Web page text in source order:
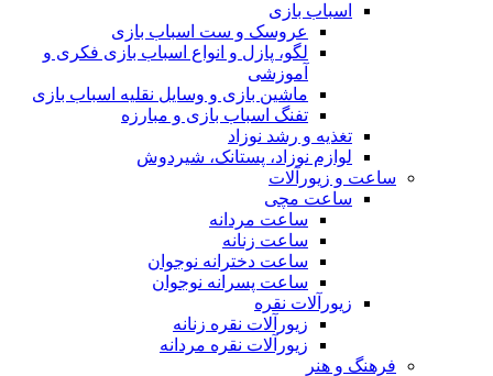
اسباب بازی
عروسک و ست اسباب بازی
لگو، پازل و انواع اسباب بازی فکری و
آموزشی
ماشین بازی و وسایل نقلیه اسباب بازی
تفنگ اسباب بازی و مبارزه
تغذیه و رشد نوزاد
لوازم نوزاد، پستانک، شیردوش
ساعت و زیور‌آلات
ساعت مچی
ساعت مردانه
ساعت زنانه
ساعت دخترانه نوجوان
ساعت پسرانه نوجوان
زیورآلات نقره
زیورآلات نقره زنانه
زیورآلات نقره مردانه
فرهنگ و هنر